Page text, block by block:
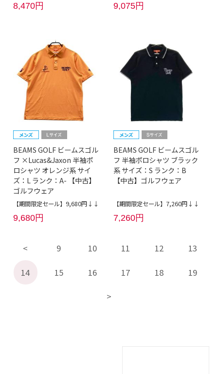
8,470円 9,075円
BEAMS GOLF ビームスゴル
フ ×Lucas&Jaxon 半袖ポ
ロシャツ オレンジ系 サイ
ズ：L ランク：A- 【中古】
ゴルフウェア
【期間限定セール】9,680円↓↓
9,680円
BEAMS GOLF ビームスゴル
フ 半袖ポロシャツ ブラック
系 サイズ：S ランク：B
【中古】ゴルフウェア
【期間限定セール】7,260円↓↓
7,260円
9 10 11 12 13
14 15 16 17 18 19